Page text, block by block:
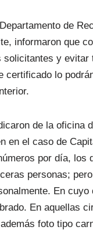
de
informaron que
solicitantes y
certificado lo
de la oficina
en el caso de
por día, los
personas;
En
En aquellas
foto tipo